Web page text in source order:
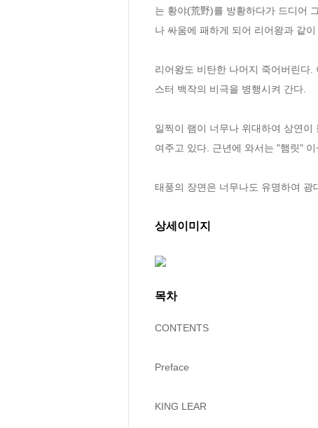
는 황야(荒野)를 방황하다가 드디어
나 싸움에 패하게 되어 리어왕과 같
리어왕도 비탄한 나머지 죽어버린다
스터 백작의 비극을 병행시켜 간다.
일찍이 램이 너무나 위대하여 상연
여주고 있다. 근년에 와서는 "햄릿" 이
태풍의 장면은 너무나도 유명하여
상세이미지
목차
CONTENTS
Preface
KING LEAR